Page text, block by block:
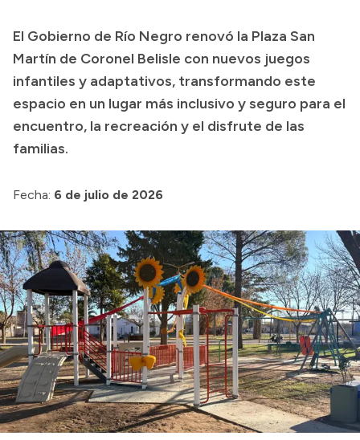
Presupuesto
Boletín Oficial
Compras y licitaciones
Consulta de expedientes
Consulta de pago a proveedores
Login
El Gobierno de Río Negro renovó la Plaza San
Martín de Coronel Belisle con nuevos juegos
infantiles y adaptativos, transformando este
espacio en un lugar más inclusivo y seguro para el
encuentro, la recreación y el disfrute de las
familias.
Fecha: 6 de julio de 2026